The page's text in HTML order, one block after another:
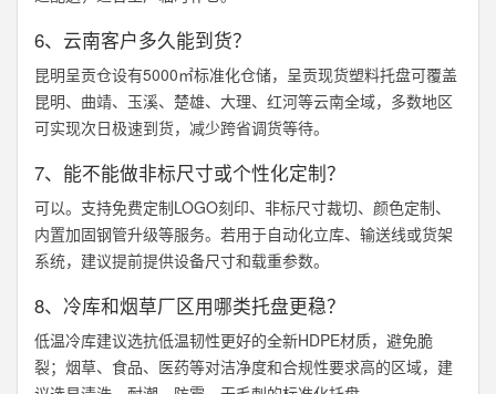
6、云南客户多久能到货？
昆明呈贡仓设有5000㎡标准化仓储，呈贡现货塑料托盘可覆盖
昆明、曲靖、玉溪、楚雄、大理、红河等云南全域，多数地区
可实现次日极速到货，减少跨省调货等待。
7、能不能做非标尺寸或个性化定制？
可以。支持免费定制LOGO刻印、非标尺寸裁切、颜色定制、
内置加固钢管升级等服务。若用于自动化立库、输送线或货架
系统，建议提前提供设备尺寸和载重参数。
8、冷库和烟草厂区用哪类托盘更稳？
低温冷库建议选抗低温韧性更好的全新HDPE材质，避免脆
裂；烟草、食品、医药等对洁净度和合规性要求高的区域，建